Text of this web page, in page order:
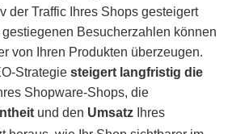
der Traffic Ihres Shops gesteigert
Besucherzahlen können
von Ihren Produkten überzeugen.
Strategie steigert langfristig die
Shopware-Shops, die
und den Umsatz Ihres